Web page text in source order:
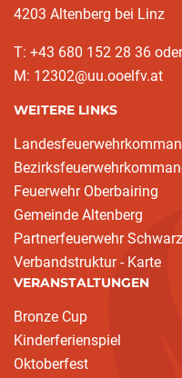
4203 Altenberg bei Linz
T: +43 680 152 28 36
M: 12302@uu.ooelfv.at
WEITERE LINKS
Feuerwehr Oberbairing
Gemeinde Altenberg
Partnerfeuerwehr
Verbandstruktur - Karte
VERANSTALTUNGEN
Bronze Cup
Kinderferienspiel
Oktoberfest